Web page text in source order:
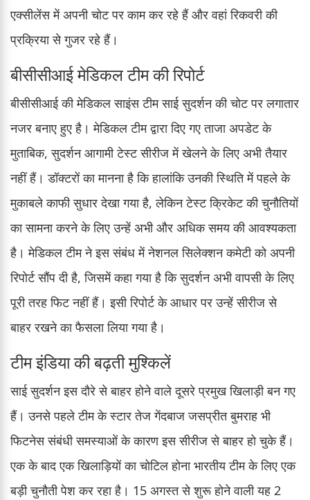
एक्सीलेंस में अपनी चोट पर काम कर रहे हैं और वहां रिकवरी की
प्रक्रिया से गुजर रहे हैं।
बीसीसीआई मेडिकल टीम की रिपोर्ट
बीसीसीआई की मेडिकल साइंस टीम साई सुदर्शन की चोट पर लगातार
नजर बनाए हुए है। मेडिकल टीम द्वारा दिए गए ताजा अपडेट के
मुताबिक, सुदर्शन आगामी टेस्ट सीरीज में खेलने के लिए अभी तैयार
नहीं हैं। डॉक्टरों का मानना है कि हालांकि उनकी स्थिति में पहले के
मुकाबले काफी सुधार देखा गया है, लेकिन टेस्ट क्रिकेट की चुनौतियों
का सामना करने के लिए उन्हें अभी और अधिक समय की आवश्यकता
है। मेडिकल टीम ने इस संबंध में नेशनल सिलेक्शन कमेटी को अपनी
रिपोर्ट सौंप दी है, जिसमें कहा गया है कि सुदर्शन अभी वापसी के लिए
पूरी तरह फिट नहीं हैं। इसी रिपोर्ट के आधार पर उन्हें सीरीज से
बाहर रखने का फैसला लिया गया है।
टीम इंडिया की बढ़ती मुश्किलें
साई सुदर्शन इस दौरे से बाहर होने वाले दूसरे प्रमुख खिलाड़ी बन गए
हैं। उनसे पहले टीम के स्टार तेज गेंदबाज जसप्रीत बुमराह भी
फिटनेस संबंधी समस्याओं के कारण इस सीरीज से बाहर हो चुके हैं।
एक के बाद एक खिलाड़ियों का चोटिल होना भारतीय टीम के लिए एक
बड़ी चुनौती पेश कर रहा है। 15 अगस्त से शुरू होने वाली यह 2